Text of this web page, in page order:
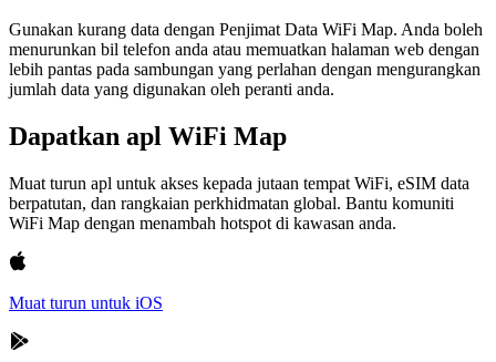
Gunakan kurang data dengan Penjimat Data WiFi Map. Anda boleh
menurunkan bil telefon anda atau memuatkan halaman web dengan
lebih pantas pada sambungan yang perlahan dengan mengurangkan
jumlah data yang digunakan oleh peranti anda.
Dapatkan apl WiFi Map
Muat turun apl untuk akses kepada jutaan tempat WiFi, eSIM data
berpatutan, dan rangkaian perkhidmatan global. Bantu komuniti
WiFi Map dengan menambah hotspot di kawasan anda.
Muat turun untuk iOS